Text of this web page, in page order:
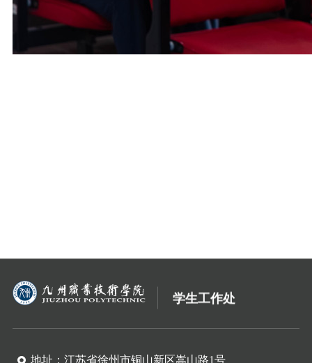
学生工作处
地址：江苏省徐州市铜山新区嵩山路1号